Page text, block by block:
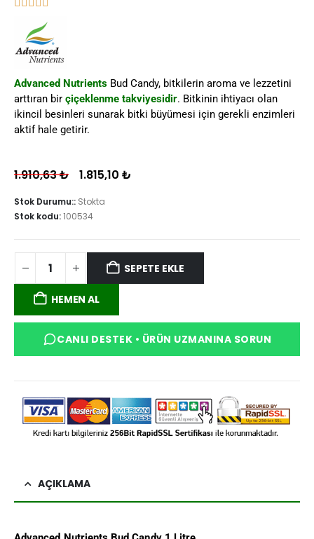
Advanced Nutrients Bud Candy, bitkilerin aroma ve lezzetini
arttıran bir çiçeklenme takviyesidir. Bitkinin ihtiyacı olan
ikincil besinleri sunarak bitki büyümesi için gerekli enzimleri
aktif hale getirir.
1.910,63₺ 1.815,10₺
Stok Durumu:: Stokta
Stok kodu:100534
SEPETE EKLE
HEMEN AL
CANLI DESTEK • ÜRÜN UZMANINA SORUN
AÇIKLAMA